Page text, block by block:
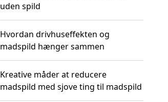
uden spild
Hvordan drivhuseffekten og
madspild hænger sammen
Kreative måder at reducere
madspild med sjove ting til madspild